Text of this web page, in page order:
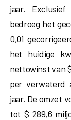
jaar. Exclusief
bedroeg het
0,01
het huidige
nettowinst van
per verwaterd
jaar. De omzet
tot $ 289,6